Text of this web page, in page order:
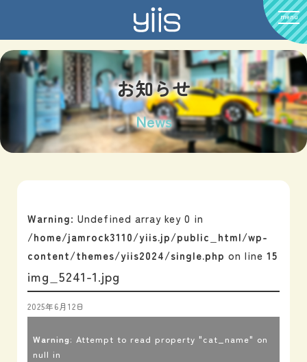
お知らせ
News
Warning: Undefined array key 0 in
/home/jamrock3110/yiis.jp/public_html/wp-
content/themes/yiis2024/single.php on line 15
img_5241-1.jpg
2025年6月12日
Warning: Attempt to read property "cat_name" on
null in
menu